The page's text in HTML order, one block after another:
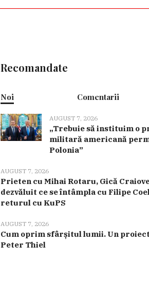
Recomandate
Noi Comentarii
AUGUST 7, 2026
„Trebuie să instituim o
militară americană
Polonia”
AUGUST 7, 2026
Prieten cu Mihai Rotaru, Gică
dezvăluit ce se întâmpla cu Filipe
returul cu KuPS
AUGUST 7, 2026
Cum oprim sfârșitul lumii. Un
Peter Thiel